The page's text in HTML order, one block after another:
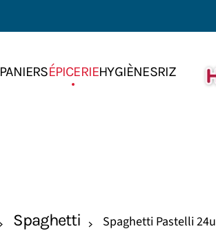
PANIERSÉPICERIEHYGIÈNESRIZ
Spaghetti Spaghetti Pastelli 24u